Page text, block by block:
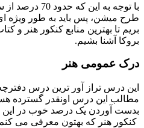
با توجه به این
طرح میشن، پس باید به طور ویژه ای
بریم تا بهترین منابع کنکور هنر و
بروکا آشنا بشیم.
درک عمومی هنر
این درس تراز آور ترین درس
مطالب این درس اونقدر گسترده
کنکور هنر که بهتون معرفی می کنم